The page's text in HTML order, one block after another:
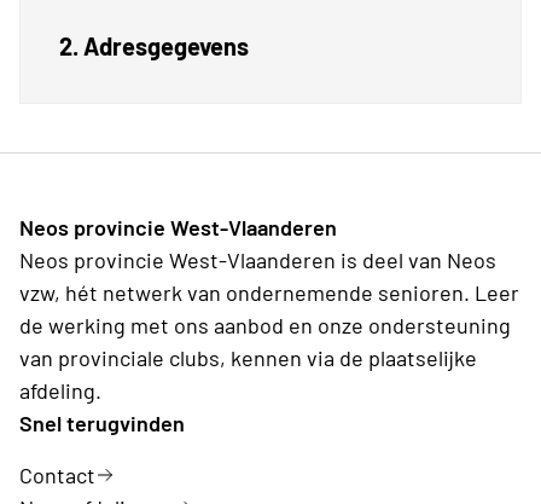
2. Adresgegevens
Neos provincie West-Vlaanderen
Neos provincie West-Vlaanderen is deel van Neos
vzw, hét netwerk van ondernemende senioren. Leer
de werking met ons aanbod en onze ondersteuning
van provinciale clubs, kennen via de plaatselijke
afdeling.
Snel terugvinden
Contact